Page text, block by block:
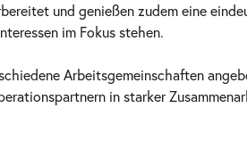
und genießen zudem eine
im Fokus stehen.
Arbeitsgemeinschaften
in starker